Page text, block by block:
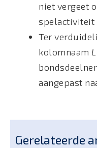
niet vergeet
spelactiviteit
Ter
kolomnaam
aangepast
Gerelateerde